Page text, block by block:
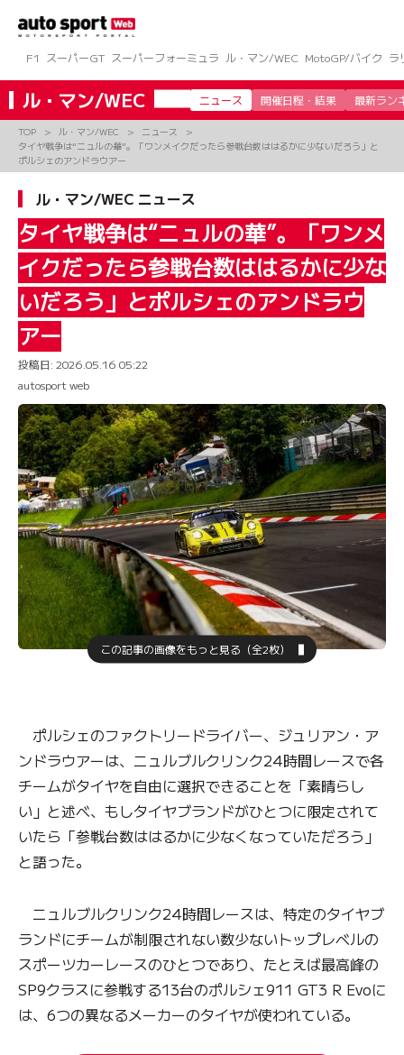
ツ
へ
ス
キ
F1 スーパーGT スーパーフォーミュラ ル・マン/WEC MotoGP/バイク ラ
ル・マン/WEC ニュース 開催日程・結果 最新ラン
TOP ル・マン/WEC
ニュース
タイヤ戦争は“ニュルの華”。「ワンメイクだったら参戦台数ははるかに少ないだろう」と
ポルシェのアンドラウアー
ル・マン/WEC ニュース
タイヤ戦争は“ニュルの華”。「ワンメ
イクだったら参戦台数ははるかに少な
いだろう」とポルシェのアンドラウ
アー
投稿日: 2026.05.16 05:22
autosport web
この記事の画像をもっと見る（全2枚）
ポルシェのファクトリードライバー、ジュリアン・ア
ンドラウアーは、ニュルブルクリンク24時間レースで各
チームがタイヤを自由に選択できることを「素晴らし
い」と述べ、もしタイヤブランドがひとつに限定されて
いたら「参戦台数ははるかに少なくなっていただろう」
と語った。
ニュルブルクリンク24時間レースは、特定のタイヤブ
ランドにチームが制限されない数少ないトップレベルの
スポーツカーレースのひとつであり、たとえば最高峰の
SP9クラスに参戦する13台のポルシェ911 GT3 R Evoに
は、6つの異なるメーカーのタイヤが使われている。